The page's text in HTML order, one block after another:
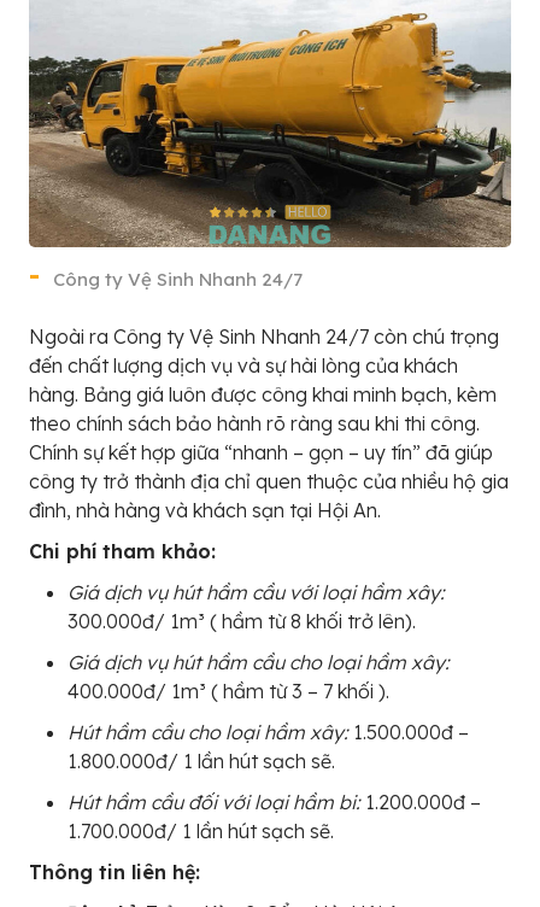
Công ty Vệ Sinh Nhanh 24/7
Ngoài ra Công ty Vệ Sinh Nhanh 24/7 còn chú trọng
đến chất lượng dịch vụ và sự hài lòng của khách
hàng. Bảng giá luôn được công khai minh bạch, kèm
theo chính sách bảo hành rõ ràng sau khi thi công.
Chính sự kết hợp giữa “nhanh – gọn – uy tín” đã giúp
công ty trở thành địa chỉ quen thuộc của nhiều hộ gia
đình, nhà hàng và khách sạn tại Hội An.
Chi phí tham khảo:
Giá dịch vụ hút hầm cầu với loại hầm xây:
300.000đ/ 1m³ ( hầm từ 8 khối trở lên).
Giá dịch vụ hút hầm cầu cho loại hầm xây:
400.000đ/ 1m³ ( hầm từ 3 – 7 khối ).
Hút hầm cầu cho loại hầm xây:1.500.000đ –
1.800.000đ/ 1 lần hút sạch sẽ.
Hút hầm cầu đối với loại hầm bi:1.200.000đ –
1.700.000đ/ 1 lần hút sạch sẽ.
Thông tin liên hệ: